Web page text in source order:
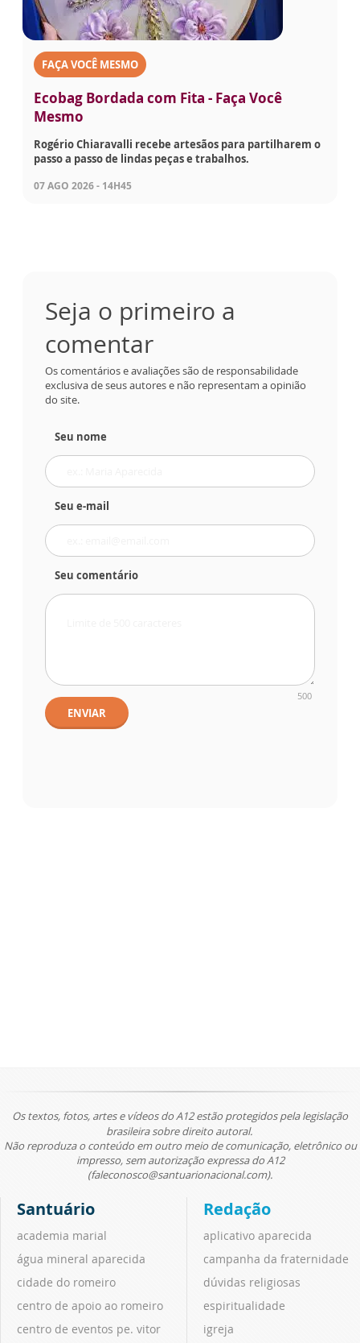
FAÇA VOCÊ MESMO
Ecobag Bordada com Fita - Faça Você
Mesmo
Rogério Chiaravalli recebe artesãos para partilharem o
passo a passo de lindas peças e trabalhos.
07 AGO 2026 - 14H45
Seja o primeiro a
comentar
Os comentários e avaliações são de responsabilidade
exclusiva de seus autores e não representam a opinião
do site.
Seu nome
Seu e-mail
Seu comentário
500
ENVIAR
Os textos, fotos, artes e vídeos do A12 estão protegidos pela legislação
brasileira sobre direito autoral.
Não reproduza o conteúdo em outro meio de comunicação, eletrônico ou
impresso, sem autorização expressa do A12
(faleconosco@santuarionacional.com).
Santuário
academia marial
água mineral aparecida
cidade do romeiro
centro de apoio ao romeiro
centro de eventos pe. vitor
Redação
aplicativo aparecida
campanha da fraternidade
dúvidas religiosas
espiritualidade
igreja